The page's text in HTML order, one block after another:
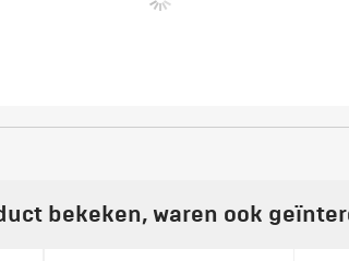
bekeken, waren ook